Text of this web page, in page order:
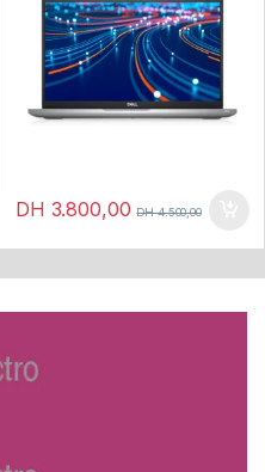
DH 3.800,00 DH4.500,00